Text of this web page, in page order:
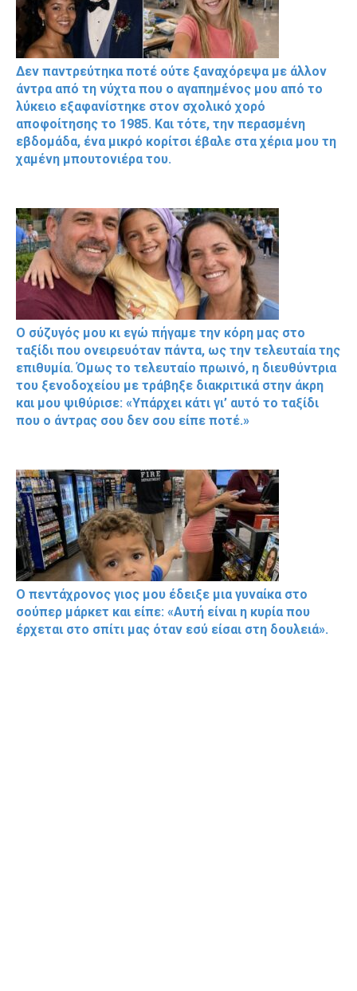
Δεν παντρεύτηκα ποτέ ούτε ξαναχόρεψα με άλλον
άντρα από τη νύχτα που ο αγαπημένος μου από το
λύκειο εξαφανίστηκε στον σχολικό χορό
αποφοίτησης το 1985. Και τότε, την περασμένη
εβδομάδα, ένα μικρό κορίτσι έβαλε στα χέρια μου τη
χαμένη μπουτονιέρα του.
Ο σύζυγός μου κι εγώ πήγαμε την κόρη μας στο
ταξίδι που ονειρευόταν πάντα, ως την τελευταία της
επιθυμία. Όμως το τελευταίο πρωινό, η διευθύντρια
του ξενοδοχείου με τράβηξε διακριτικά στην άκρη
και μου ψιθύρισε: «Υπάρχει κάτι γι’ αυτό το ταξίδι
που ο άντρας σου δεν σου είπε ποτέ.»
Ο πεντάχρονος γιος μου έδειξε μια γυναίκα στο
σούπερ μάρκετ και είπε: «Αυτή είναι η κυρία που
έρχεται στο σπίτι μας όταν εσύ είσαι στη δουλειά».